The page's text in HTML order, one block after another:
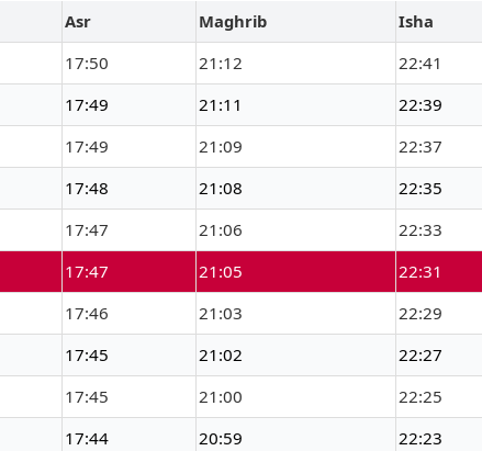
Asr Maghrib
Isha
17:50 21:12
22:41
17:49 21:11
22:39
17:49 21:09
22:37
17:48 21:08
22:35
17:47 21:06
22:33
17:47 21:05
22:31
17:46 21:03
22:29
17:45 21:02
22:27
17:45 21:00
22:25
17:44 20:59
22:23